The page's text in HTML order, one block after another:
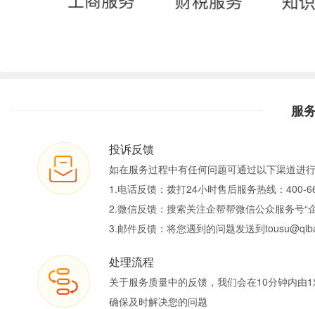
服
投诉反馈
如在服务过程中有任何问题可通过以下渠道进
1.电话反馈：拨打24小时售后服务热线：400-
2.微信反馈：搜索关注企帮帮微信公众服务号“
3.邮件反馈：将您遇到的问题发送到
处理流程
关于服务质量中的反馈，我们会在10分钟内由
确保及时解决您的问题